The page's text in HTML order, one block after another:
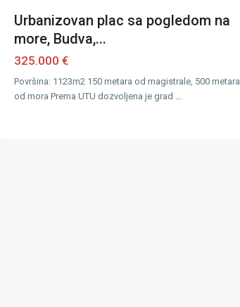
Urbanizovan plac sa pogledom na
more, Budva,...
325.000 €
Površina: 1123m2 150 metara od magistrale, 500 metara
od mora Prema UTU dozvoljena je grad ...